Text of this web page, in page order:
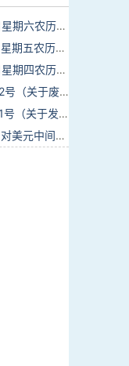
外贸简讯：2026年8月8日星期六农历六月廿六
外贸简讯：2026年8月7日星期五农历六月廿五
外贸简讯：2026年8月6日星期四农历六月廿四
海关总署公告2026年第112号（关于废止部分卫生检疫类规范性文件的公告）
海关总署公告2026年第111号（关于发布《进出境动植物检疫处理监督管理工作规定》《进出境卫生处理监督管理工作规定》的公告）
2026年8月7日周五人民币对美元中间价报6.7904调贬9个基点